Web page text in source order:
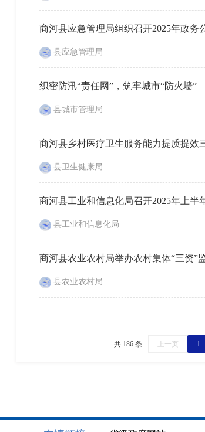
商河县应急管理局组织召开2025年政务
县应急管理局
织密防汛“责任网”，筑牢城市“防火墙
县城市管理局
商河县乡村医疗卫生服务能力提质提效
县卫生健康局
商河县工业和信息化局召开2025年上半
县工业和信息化局
商河县农业农村局举办农村集体“三资”
县农业农村局
共 186 条 上一页 1